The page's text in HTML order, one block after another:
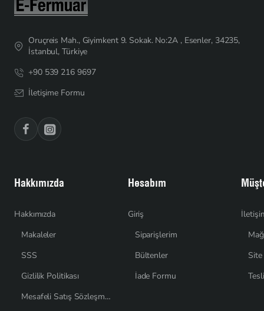
Oruçreis Mah., Giyimkent 9. Sokak. No:2A , Esenler, 34235,
İstanbul, Türkiye
+90 539 216 9697
İletişime Formu
Hakkımızda
Hakkımızda
Makaleler
SSS
Gizlilik Politikası
Mesafeli Satış Sözleşmesi
Hesabım
Giriş
Siparişlerim
Bültenler
İade Formu
Site